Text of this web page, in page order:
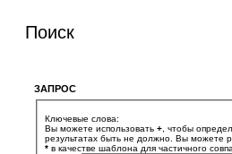
Поиск
ЗАПРОС
Ключевые слова:
Вы можете использовать +, чтобы
результатах быть не должно. Вы можете
*в качестве шаблона для частичного